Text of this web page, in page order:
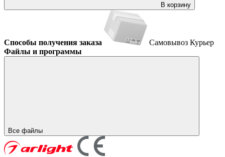
В корзину
Способы получения заказа Самовывоз Курьер
Файлы и программы
Все файлы